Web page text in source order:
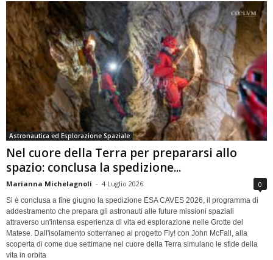
Astronautica ed Esplorazione Spaziale
Nel cuore della Terra per prepararsi allo
spazio: conclusa la spedizione...
Marianna Michelagnoli - 4 Luglio 2026 0
Si è conclusa a fine giugno la spedizione ESA CAVES 2026, il programma di
addestramento che prepara gli astronauti alle future missioni spaziali
attraverso un'intensa esperienza di vita ed esplorazione nelle Grotte del
Matese. Dall'isolamento sotterraneo al progetto Fly! con John McFall, alla
scoperta di come due settimane nel cuore della Terra simulano le sfide della
vita in orbita